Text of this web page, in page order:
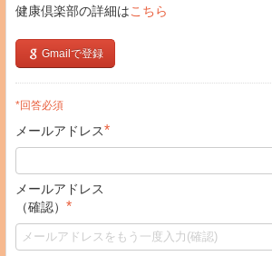
健康倶楽部の詳細はこちら
Gmailで登録
*回答必須
メールアドレス*
メールアドレス
（確認） *